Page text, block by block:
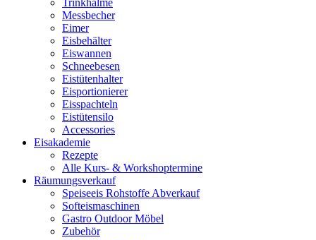
Trinkhalme
Messbecher
Eimer
Eisbehälter
Eiswannen
Schneebesen
Eistütenhalter
Eisportionierer
Eisspachteln
Eistütensilo
Accessories
Eisakademie
Rezepte
Alle Kurs- & Workshoptermine
Räumungsverkauf
Speiseeis Rohstoffe Abverkauf
Softeismaschinen
Gastro Outdoor Möbel
Zubehör